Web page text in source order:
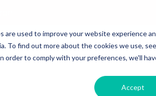
used to improve your website experience
find out more about the cookies we use,
to comply with your preferences, we'll
Accept